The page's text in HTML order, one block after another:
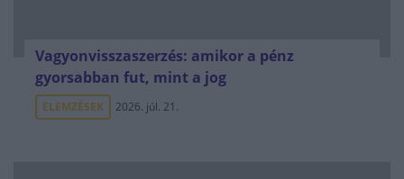
Vagyonvisszaszerzés: amikor a pénz
gyorsabban fut, mint a jog
ELEMZÉSEK 2026. júl. 21.